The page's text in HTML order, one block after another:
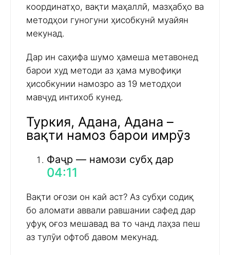
координатҳо, вақти маҳаллӣ, мазҳабҳо ва
методҳои гуногуни ҳисобкунӣ муайян
мекунад.
Дар ин саҳифа шумо ҳамеша метавонед
барои худ методи аз ҳама мувофиқи
ҳисобкунии намозро аз 19 методҳои
мавҷуд интихоб кунед.
Туркия, Адана, Адана –
вақти намоз барои имрӯз
Фаҷр — намози субҳ дар
04:11
Вақти оғози он кай аст? Аз субҳи содиқ
бо аломати аввали равшании сафед дар
уфуқ оғоз мешавад ва то чанд лаҳза пеш
аз тулӯи офтоб давом мекунад.